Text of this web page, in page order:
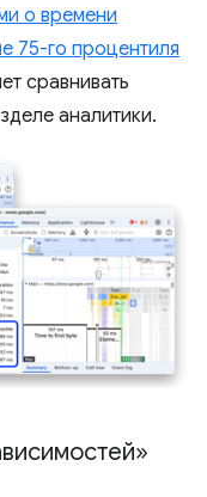
о времени
75-го процентиля
сравнивать
аналитики.